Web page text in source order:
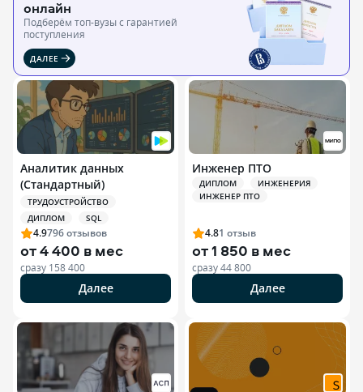
онлайн
Подберём топ-вузы c гарантией
поступления
ДАЛЕЕ
Аналитик данных
(Стандартный)
ТРУДОУСТРОЙСТВО
ДИПЛОМ
SQL
4.9796отзывов
от4 400 в мес
сразу 158 400
Далее
Инженер ПТО
ДИПЛОМ
ИНЖЕНЕРИЯ
ИНЖЕНЕР ПТО
4.81 отзыв
от1 850 в мес
сразу44 800
Далее